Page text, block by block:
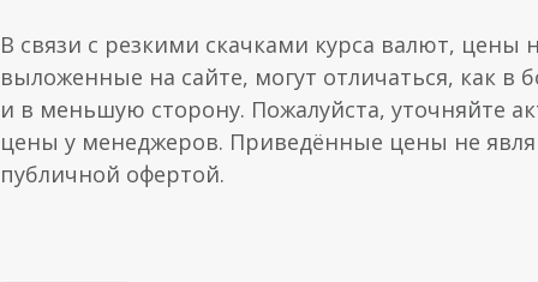
В связи с резкими скачками курса валют, цены
выложенные на сайте, могут отличаться, как в
и в меньшую сторону. Пожалуйста, уточняйте
цены у менеджеров. Приведённые цены не
публичной офертой.